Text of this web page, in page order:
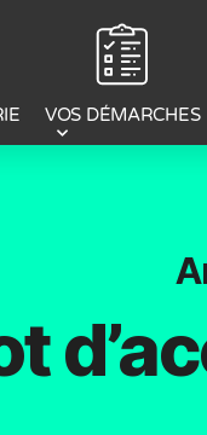
VOS DÉMARCHES